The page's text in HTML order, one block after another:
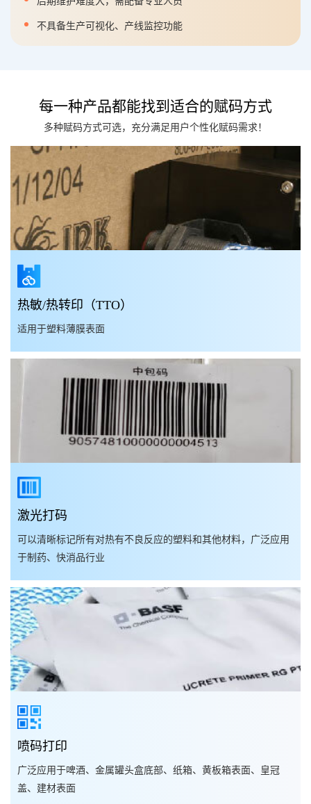
不具备生产可视化、产线监控功能
每一种产品都能找到适合的赋码方式
多种赋码方式可选，充分满足用户个性化赋码需求！
热敏/热转印（TTO）
适用于塑料薄膜表面
激光打码
可以清晰标记所有对热有不良反应的塑料和其他材料，广泛应用
于制药、快消品行业
喷码打印
广泛应用于啤酒、金属罐头盒底部、纸箱、黄板箱表面、皇冠
盖、建材表面